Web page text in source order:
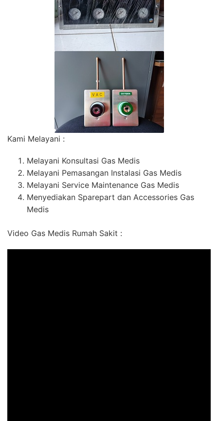
Kami Melayani :
Melayani Konsultasi Gas Medis
Melayani Pemasangan Instalasi Gas Medis
Melayani Service Maintenance Gas Medis
Menyediakan Sparepart dan Accessories Gas
Medis
Video Gas Medis Rumah Sakit :